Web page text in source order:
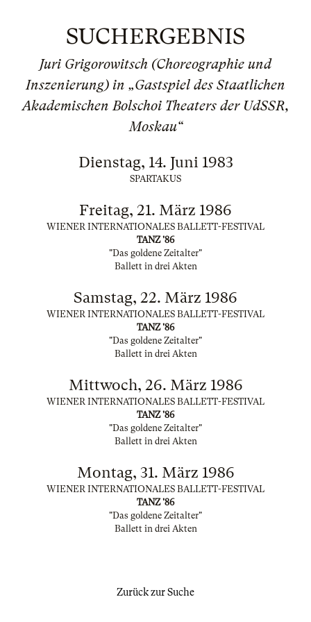
SUCHERGEBNIS
Juri Grigorowitsch (Choreographie und
Inszenierung) in „Gastspiel des Staatlichen
Akademischen Bolschoi Theaters der UdSSR,
Moskau“
Dienstag, 14. Juni 1983
SPARTAKUS
Freitag, 21. März 1986
WIENER INTERNATIONALES BALLETT-FESTIVAL
TANZ '86
"Das goldene Zeitalter"
Ballett in drei Akten
Samstag, 22. März 1986
WIENER INTERNATIONALES BALLETT-FESTIVAL
TANZ '86
"Das goldene Zeitalter"
Ballett in drei Akten
Mittwoch, 26. März 1986
WIENER INTERNATIONALES BALLETT-FESTIVAL
TANZ '86
"Das goldene Zeitalter"
Ballett in drei Akten
Montag, 31. März 1986
WIENER INTERNATIONALES BALLETT-FESTIVAL
TANZ '86
"Das goldene Zeitalter"
Ballett in drei Akten
Zurück zur Suche